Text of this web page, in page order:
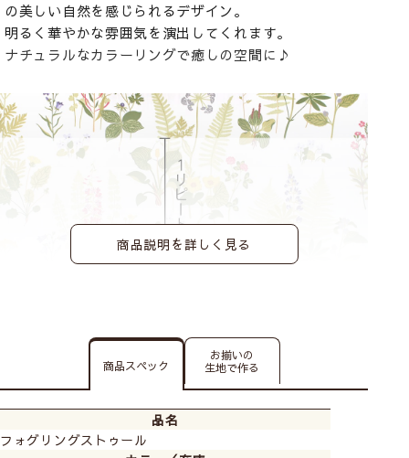
の美しい自然を感じられるデザイン。
明るく華やかな雰囲気を演出してくれます。
ナチュラルなカラーリングで癒しの空間に♪
商品説明を詳しく見る
商品スペック
お揃いの
生地で作る
品名
フォグリングストゥール